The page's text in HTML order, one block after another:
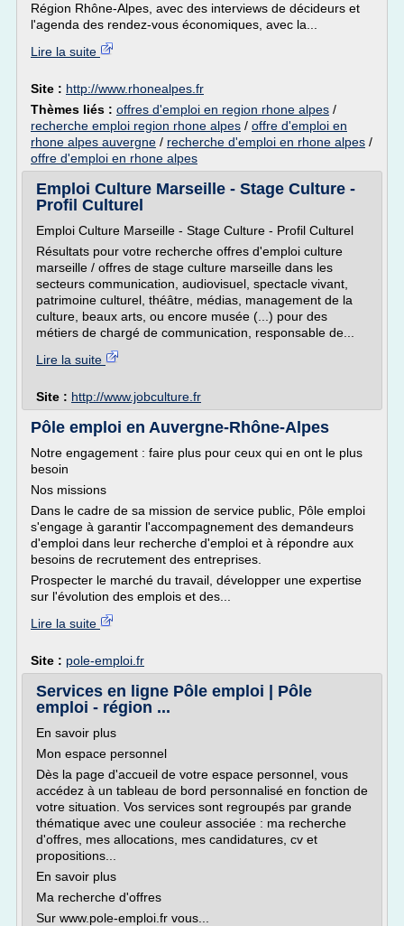
Région Rhône-Alpes, avec des interviews de décideurs et
l'agenda des rendez-vous économiques, avec la...
Lire la suite
Site : http://www.rhonealpes.fr
Thèmes liés : offres d'emploi en region rhone alpes /
recherche emploi region rhone alpes / offre d'emploi en
rhone alpes auvergne / recherche d'emploi en rhone alpes /
offre d'emploi en rhone alpes
Emploi Culture Marseille - Stage Culture -
Profil Culturel
Emploi Culture Marseille - Stage Culture - Profil Culturel
Résultats pour votre recherche offres d'emploi culture
marseille / offres de stage culture marseille dans les
secteurs communication, audiovisuel, spectacle vivant,
patrimoine culturel, théâtre, médias, management de la
culture, beaux arts, ou encore musée (...) pour des
métiers de chargé de communication, responsable de...
Lire la suite
Site : http://www.jobculture.fr
Pôle emploi en Auvergne-Rhône-Alpes
Notre engagement : faire plus pour ceux qui en ont le plus
besoin
Nos missions
Dans le cadre de sa mission de service public, Pôle emploi
s'engage à garantir l'accompagnement des demandeurs
d'emploi dans leur recherche d'emploi et à répondre aux
besoins de recrutement des entreprises.
Prospecter le marché du travail, développer une expertise
sur l'évolution des emplois et des...
Lire la suite
Site : pole-emploi.fr
Services en ligne Pôle emploi | Pôle
emploi - région ...
En savoir plus
Mon espace personnel
Dès la page d'accueil de votre espace personnel, vous
accédez à un tableau de bord personnalisé en fonction de
votre situation. Vos services sont regroupés par grande
thématique avec une couleur associée : ma recherche
d'offres, mes allocations, mes candidatures, cv et
propositions...
En savoir plus
Ma recherche d'offres
Sur www.pole-emploi.fr vous...